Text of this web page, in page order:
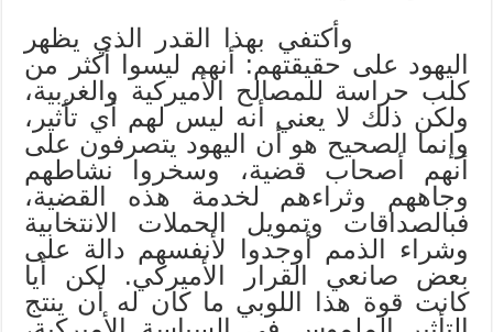
وأكتفي بهذا القدر الذي يظهر
اليهود على حقيقتهم: أنهم ليسوا أكثر من
كلب حراسة للمصالح الأميركية والغربية،
ولكن ذلك لا يعني أنه ليس لهم أي تأثير،
وإنما الصحيح هو أن اليهود يتصرفون على
أنهم أصحاب قضية، وسخروا نشاطهم
وجاههم وثراءهم لخدمة هذه القضية،
فبالصداقات وتمويل الحملات الانتخابية
وشراء الذمم أوجدوا لأنفسهم دالة على
بعض صانعي القرار الأميركي. لكن أيا
كانت قوة هذا اللوبي ما كان له أن ينتج